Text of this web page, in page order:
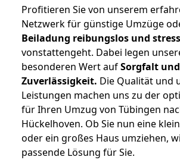
Profitieren Sie von unserem
Netzwerk für günstige Umzüge
Beiladung reibungslos und
vonstattengeht. Dabei legen
besonderen Wert aufSorgfalt und
Zuverlässigkeit. Die Qualität und
Leistungen machen uns zu der
für Ihren Umzug von Tübingen
Hückelhoven. Ob Sie nun eine
oder ein großes Haus umziehen,
passende Lösung für Sie.